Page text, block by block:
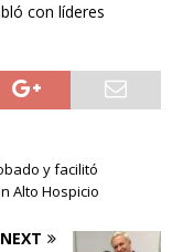
con líderes
y facilitó
Alto Hospicio
NEXT